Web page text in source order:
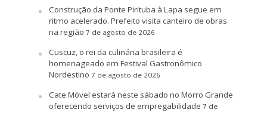
Construção da Ponte Pirituba à Lapa segue em
ritmo acelerado. Prefeito visita canteiro de obras
na região 7 de agosto de 2026
Cuscuz, o rei da culinária brasileira é
homenageado em Festival Gastronômico
Nordestino 7 de agosto de 2026
Cate Móvel estará neste sábado no Morro Grande
oferecendo serviços de empregabilidade 7 de